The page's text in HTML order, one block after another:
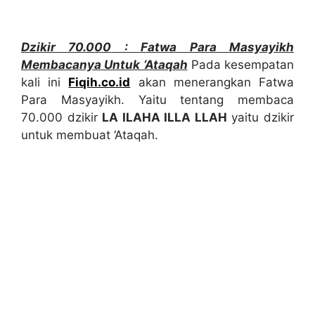
Dzikir 70.000 :Fatwa Para Masyayikh
Membacanya Untuk ‘Ataqah Pada kesempatan
kali ini Fiqih.co.id akan menerangkan Fatwa
Para Masyayikh. Yaitu tentang membaca
70.000 dzikir LA ILAHA ILLA LLAH yaitu dzikir
untuk membuat ‘Ataqah.